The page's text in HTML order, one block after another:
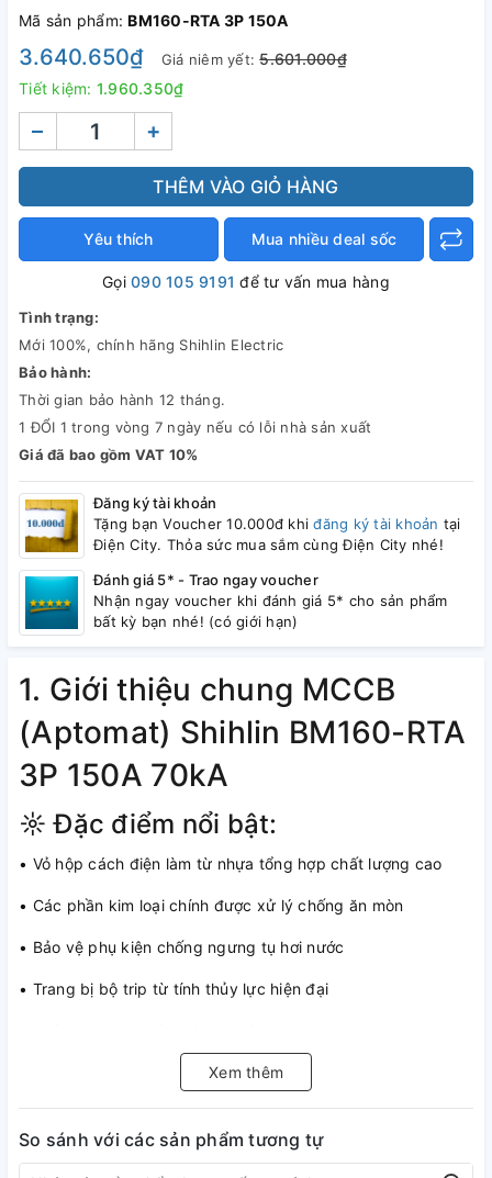
Mã sản phẩm:BM160-RTA 3P 150A
3.640.650₫ Giá niêm yết:5.601.000₫
Tiết kiệm: 1.960.350₫
– +
THÊM VÀO GIỎ HÀNG
Yêu thích Mua nhiều deal sốc
Gọi090 105 9191 để tư vấn mua hàng
Tình trạng:
Mới 100%, chính hãng Shihlin Electric
Bảo hành:
Thời gian bảo hành 12 tháng.
1 ĐỔI 1 trong vòng 7 ngày nếu có lỗi nhà sản xuất
Giá đã bao gồm VAT 10%
Đăng ký tài khoản
Tặng bạn Voucher 10.000đ khiđăng ký tài khoản tại
Điện City. Thỏa sức mua sắm cùng Điện City nhé!
Đánh giá 5* - Trao ngay voucher
Nhận ngay voucher khi đánh giá 5* cho sản phẩm
bất kỳ bạn nhé! (có giới hạn)
1. Giới thiệu chung MCCB
(Aptomat) Shihlin BM160-RTA
3P 150A 70kA
☼ Đặc điểm nổi bật:
• Vỏ hộp cách điện làm từ nhựa tổng hợp chất lượng cao
• Các phần kim loại chính được xử lý chống ăn mòn
• Bảo vệ phụ kiện chống ngưng tụ hơi nước
• Trang bị bộ trip từ tính thủy lực hiện đại
• Bảo vệ hiệu quả chống quá tải và ngắn mạch trong hệ
• Lắp đặt dễ dàng, kết nối nhanh chóng qua kẹp thiết bị đầu
cuối
Xem thêm
So sánh với các sản phẩm tương tự